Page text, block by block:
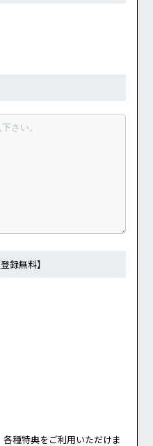
登録無料】
種特典をご利用いただけま